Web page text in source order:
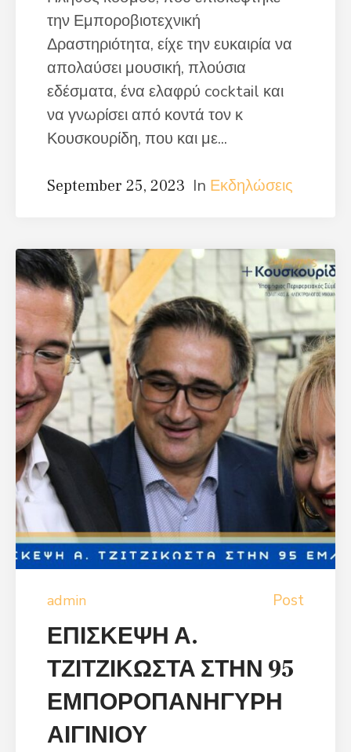
την Εμποροβιοτεχνική
Δραστηριότητα, είχε την ευκαιρία να
απολαύσει μουσική, πλούσια
εδέσματα, ένα ελαφρύ cocktail και
να γνωρίσει από κοντά τον κ
Κουσκουρίδη, που και με...
September 25, 2023 In Εκδηλώσεις
admin Post
ΕΠΙΣΚΕΨΗ Α.
ΤΖΙΤΖΙΚΩΣΤΑ ΣΤΗΝ 95
ΕΜΠΟΡΟΠΑΝΗΓΥΡΗ
ΑΙΓΙΝΙΟΥ